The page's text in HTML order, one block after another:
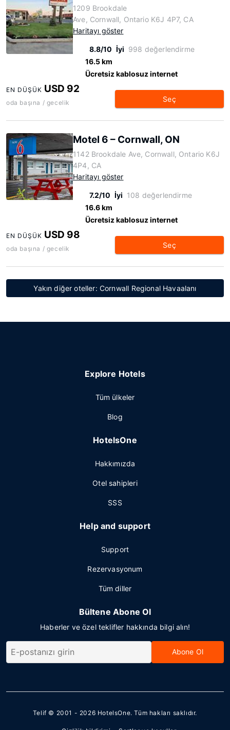
1209 Brookdale
Ave, Cornwall, Ontario K6J 4P7, CA
Haritayı göster
8.8/10 İyi 998 değerlendirme
16.5 km
Ücretsiz kablosuz internet
EN DÜŞÜK USD 92
oda başına / gecelik Seç
Motel 6 – Cornwall, ON
1142 Brookdale Ave, Cornwall, Ontario K6J
4P4, CA
Haritayı göster
7.2/10 İyi 108 değerlendirme
16.6 km
Ücretsiz kablosuz internet
EN DÜŞÜK USD 98
oda başına / gecelik Seç
Yakın diğer oteller: Cornwall Regional Havaalanı
Explore Hotels
Tüm ülkeler
Blog
HotelsOne
Hakkımızda
Otel sahipleri
SSS
Help and support
Support
Rezervasyonum
Tüm diller
Bültene Abone Ol
Haberler ve özel teklifler hakkında bilgi alın!
Abone Ol
Telif © 2001 - 2026 HotelsOne. Tüm hakları saklıdır.